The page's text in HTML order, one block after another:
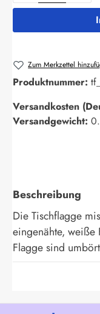
Zum Merkzettel
Produktnummer:
Versandkosten
Versandgewicht:
Beschreibung
Die Tischflagge
eingenähte, weiße
Flagge sind